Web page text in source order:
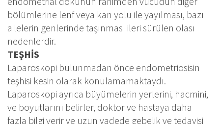
bölümlerine lenf veya kan yolu ile yayılması, bazı
ailelerin genlerinde taşınması ileri sürülen olası
nedenlerdir.
TEŞHİS
Laparoskopi bulunmadan önce endometriosisin
teşhisi kesin olarak konulamamaktaydı.
Laparoskopi ayrıca büyümelerin yerlerini, hacmini,
ve boyutlarını belirler, doktor ve hastaya daha
fazla bilgi verir ve uzun vadede gebelik ve tedavisi